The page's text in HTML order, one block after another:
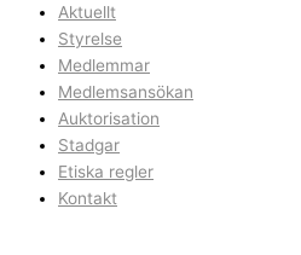
Aktuellt
Styrelse
Medlemmar
Medlemsansökan
Auktorisation
Stadgar
Etiska regler
Kontakt